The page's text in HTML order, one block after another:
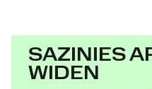
SAZINIES
WIDEN